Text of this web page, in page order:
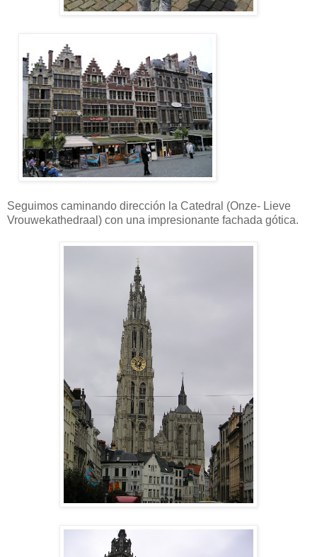
Seguimos caminando dirección la Catedral (Onze- Lieve
Vrouwekathedraal) con una impresionante fachada gótica.